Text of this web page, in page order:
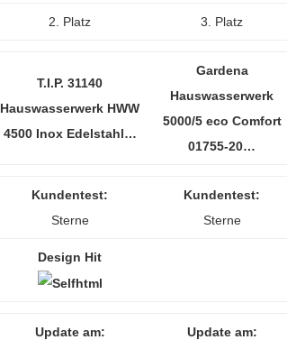
2. Platz 3. Platz
T.I.P. 31140
Hauswasserwerk HWW
4500 Inox Edelstahl…
Gardena
Hauswasserwerk
5000/5 eco Comfort
01755-20…
Kundentest:
Sterne
Kundentest:
Sterne
Design Hit
Update am: Update am: